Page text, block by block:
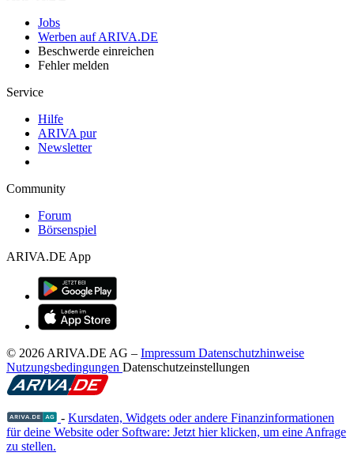
Jobs
Werben auf ARIVA.DE
Beschwerde einreichen
Fehler melden
Service
Hilfe
ARIVA pur
Newsletter
Community
Forum
Börsenspiel
ARIVA.DE App
© 2026 ARIVA.DE AG – Impressum Datenschutzhinweise
Nutzungsbedingungen Datenschutzeinstellungen
- Kursdaten, Widgets oder andere Finanzinformationen
für deine Website oder Software: Jetzt hier klicken, um eine Anfrage
zu stellen.